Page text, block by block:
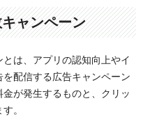
ャンペーン
は、アプリの認知向上やイ
配信する広告キャンペーン
が発生するものと、クリッ
。